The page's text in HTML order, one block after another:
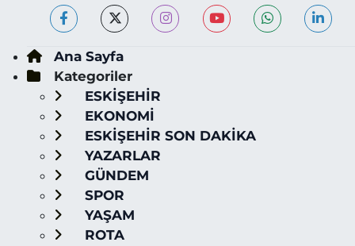
Ana Sayfa
Kategoriler
ESKİŞEHİR
EKONOMİ
ESKİŞEHİR SON DAKİKA
YAZARLAR
GÜNDEM
SPOR
YAŞAM
ROTA